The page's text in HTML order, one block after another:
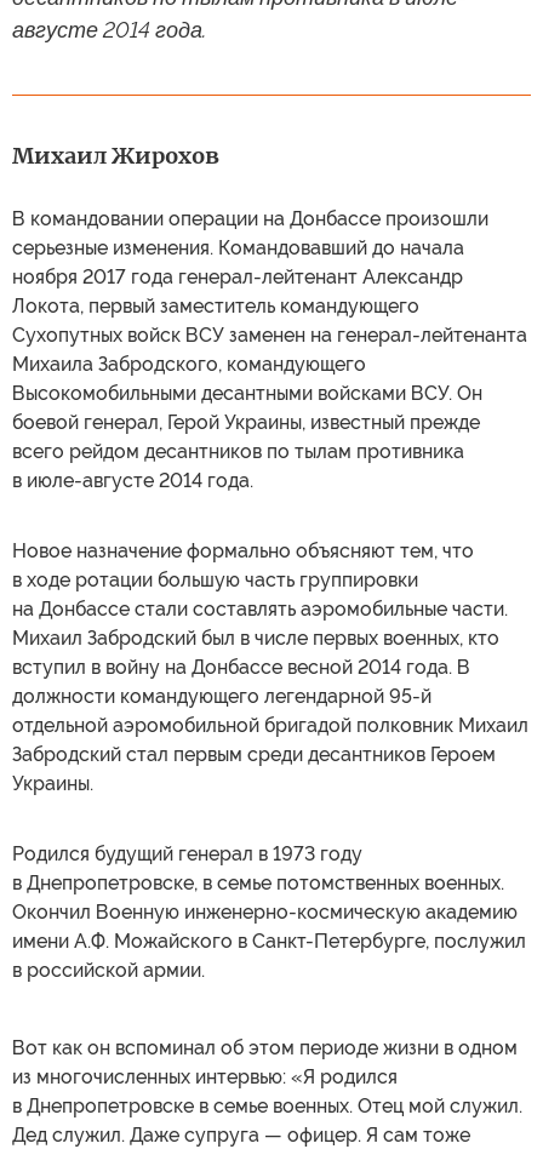
августе 2014 года.
Михаил Жирохов
В командовании операции на Донбассе произошли
серьезные изменения. Командовавший до начала
ноября 2017 года генерал-лейтенант Александр
Локота, первый заместитель командующего
Сухопутных войск ВСУ заменен на генерал-лейтенанта
Михаила Забродского, командующего
Высокомобильными десантными войсками ВСУ. Он
боевой генерал, Герой Украины, известный прежде
всего рейдом десантников по тылам противника
в июле-августе 2014 года.
Новое назначение формально объясняют тем, что
в ходе ротации большую часть группировки
на Донбассе стали составлять аэромобильные части.
Михаил Забродский был в числе первых военных, кто
вступил в войну на Донбассе весной 2014 года. В
должности командующего легендарной 95-й
отдельной аэромобильной бригадой полковник Михаил
Забродский стал первым среди десантников Героем
Украины.
Родился будущий генерал в 1973 году
в Днепропетровске, в семье потомственных военных.
Окончил Военную инженерно-космическую академию
имени А.Ф. Можайского в Санкт-Петербурге, послужил
в российской армии.
Вот как он вспоминал об этом периоде жизни в одном
из многочисленных интервью: «Я родился
в Днепропетровске в семье военных. Отец мой служил.
Дед служил. Даже супруга — офицер. Я сам тоже